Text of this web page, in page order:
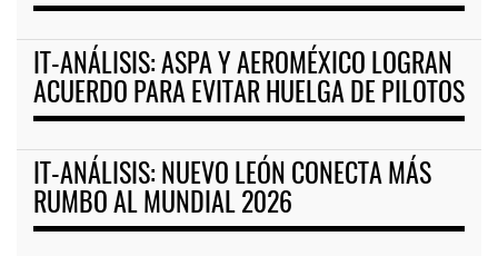
IT-ANÁLISIS: ASPA Y AEROMÉXICO LOGRAN
ACUERDO PARA EVITAR HUELGA DE PILOTOS
IT-ANÁLISIS: NUEVO LEÓN CONECTA MÁS
RUMBO AL MUNDIAL 2026